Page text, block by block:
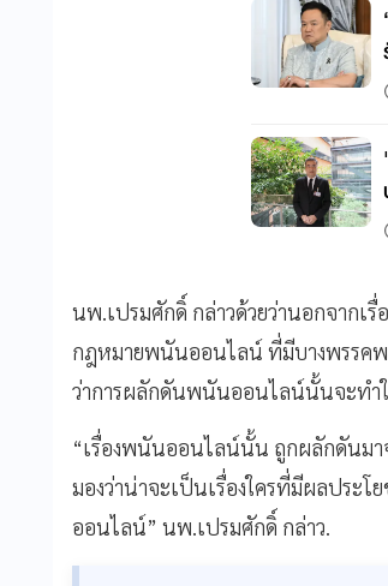
นพ.เปรมศักดิ์ กล่าวด้วยว่านอกจากเรื่
กฎหมายพนันออนไลน์ ที่มีบางพรรคพ
ว่าการผลักดันพนันออนไลน์นั้นจะทำใ
“เรื่องพนันออนไลน์นั้น ถูกผลักดันมา
มองว่าน่าจะเป็นเรื่องใครที่มีผลประ
ออนไลน์” นพ.เปรมศักดิ์ กล่าว.